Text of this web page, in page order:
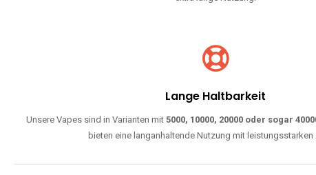
Lange Haltbarkeit
Unsere Vapes sind in Varianten mit5000, 10000, 20000 oder sogar
bieten eine langanhaltende Nutzung mit leistungsstarken